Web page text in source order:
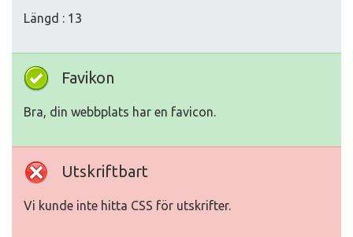
Längd : 13
Favikon
Bra, din webbplats har en favicon.
Utskriftbart
Vi kunde inte hitta CSS för utskrifter.